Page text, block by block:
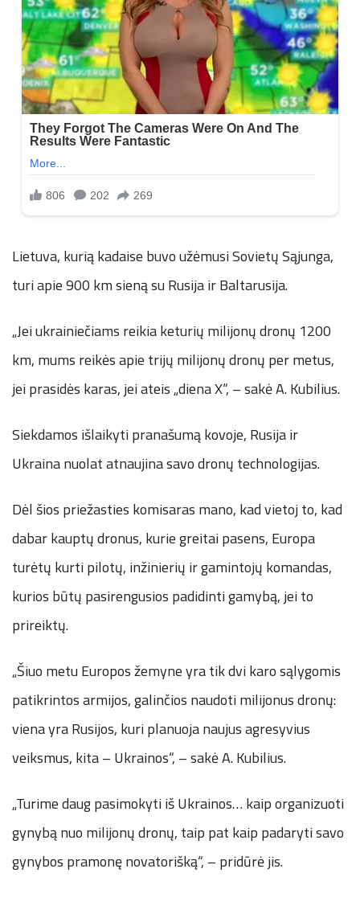
Lietuva, kurią kadaise buvo užėmusi Sovietų Sąjunga,
turi apie 900 km sieną su Rusija ir Baltarusija.
„Jei ukrainiečiams reikia keturių milijonų dronų 1200
km, mums reikės apie trijų milijonų dronų per metus,
jei prasidės karas, jei ateis „diena X“, – sakė A. Kubilius.
Siekdamos išlaikyti pranašumą kovoje, Rusija ir
Ukraina nuolat atnaujina savo dronų technologijas.
Dėl šios priežasties komisaras mano, kad vietoj to, kad
dabar kauptų dronus, kurie greitai pasens, Europa
turėtų kurti pilotų, inžinierių ir gamintojų komandas,
kurios būtų pasirengusios padidinti gamybą, jei to
prireiktų.
„Šiuo metu Europos žemyne yra tik dvi karo sąlygomis
patikrintos armijos, galinčios naudoti milijonus dronų:
viena yra Rusijos, kuri planuoja naujus agresyvius
veiksmus, kita – Ukrainos“, – sakė A. Kubilius.
„Turime daug pasimokyti iš Ukrainos… kaip organizuoti
gynybą nuo milijonų dronų, taip pat kaip padaryti savo
gynybos pramonę novatorišką“, – pridūrė jis.